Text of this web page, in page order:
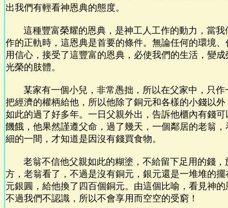
出我們有輕看神恩典的態度。
這種豐富榮耀的恩典，是神工人工作的動力，當我
作的正軌時，這恩典是首要的條件。無論任何的環境
用信心，接受了這豐富的恩典，必使我們的生活，變
光榮的肢體。
某家有一個小兒，非常愚拙，所以在父家中，只作
把經濟的權柄給他，所以他除了銅元和各樣的小錢以
如此的過了好多年。一日父親外出，告訴他櫃內有錢
饑餓，他果然謹遵父命，過了幾天，一個鄰居的老翁
細的一間，才知道是因沒有錢買食物。
老翁不信他父親如此的糊塗，不給留下足用的錢，
方，老翁看了，不過是沒有銅元，銀元還是一堆堆的
元銀圓，給他換了四百個銅元。由這個比喻，看見神
不過我們不認識，所以不會享用而空空的受窮！